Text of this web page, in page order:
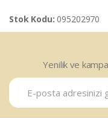
Stok Kodu: 095202970
Yenilik ve